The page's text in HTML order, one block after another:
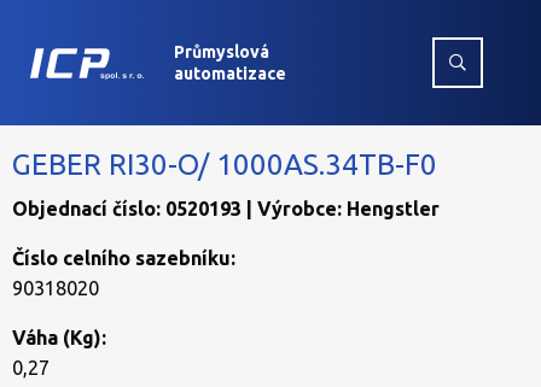
Průmyslová
automatizace
GEBER RI30-O/ 1000AS.34TB-F0
Objednací číslo: 0520193 | Výrobce: Hengstler
Číslo celního sazebníku:
90318020
Váha (Kg):
0,27